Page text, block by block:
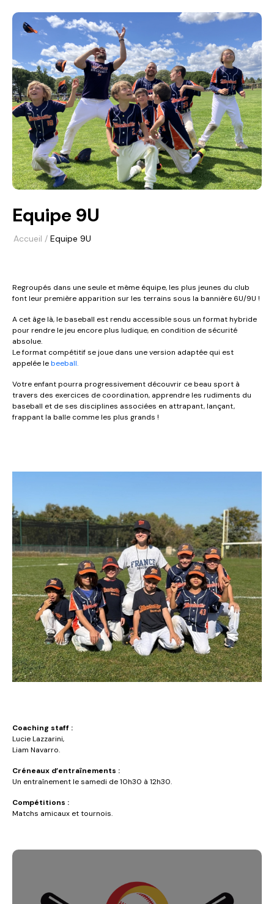
Equipe 9U
Accueil / Equipe 9U
Regroupés dans une seule et même équipe, les plus jeunes du club
font leur première apparition sur les terrains sous la bannière 6U/9U !
A cet âge là, le baseball est rendu accessible sous un format hybride
pour rendre le jeu encore plus ludique, en condition de sécurité
absolue.
Le format compétitif se joue dans une version adaptée qui est
appelée lebeeball.
Votre enfant pourra progressivement découvrir ce beau sport à
travers des exercices de coordination, apprendre les rudiments du
baseball et de ses disciplines associées en attrapant, lançant,
frappant la balle comme les plus grands !
Coaching staff :
Lucie Lazzarini,
Liam Navarro.
Créneaux d’entraînements :
Un entraînement le samedi de 10h30 à 12h30.
Compétitions :
Matchs amicaux et tournois.